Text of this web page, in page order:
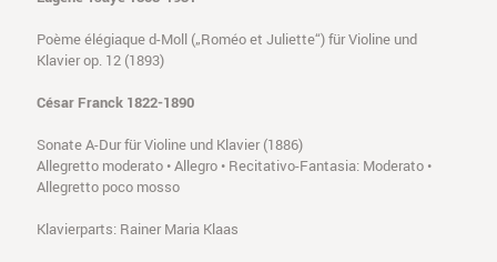
Poème élégiaque d-Moll („Roméo et Juliette“) für Violine und
Klavier op. 12 (1893)
César Franck 1822-1890
Sonate A-Dur für Violine und Klavier (1886)
Allegretto moderato • Allegro • Recitativo-Fantasia: Moderato •
Allegretto poco mosso
Klavierparts: Rainer Maria Klaas